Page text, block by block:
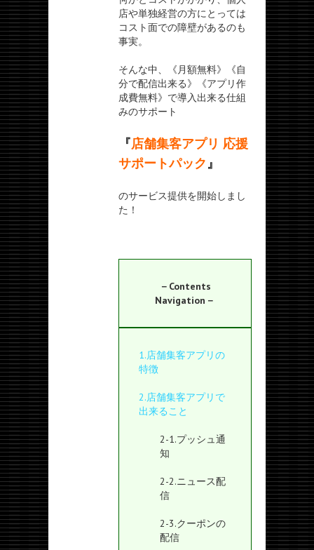
店や単独経営の方にとっては
コスト面での障壁があるのも
事実。
そんな中、《月額無料》《自
分で配信出来る》《アプリ作
成費無料》で導入出来る仕組
みのサポート
『店舗集客アプリ 応援
サポートパック 』
のサービス提供を開始しまし
た！
－Contents
Navigation－
1.店舗集客アプリの
特徴
2.店舗集客アプリで
出来ること
2-1.プッシュ通
知
2-2.ニュース配
信
2-3.クーポンの
配信